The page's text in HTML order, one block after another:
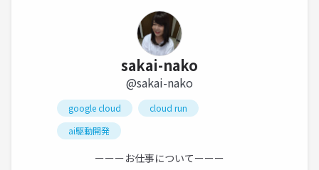
sakai-nako
@sakai-nako
google cloud
cloud run
ai駆動開発
ーーーお仕事についてーーー